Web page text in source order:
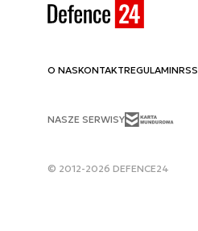
O NASKONTAKTREGULAMINRSS
NASZE SERWISY
© 2012-2026 DEFENCE24